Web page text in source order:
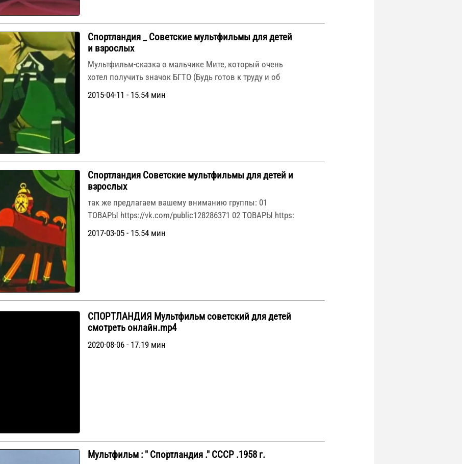
Спортландия _ Советские мультфильмы для детей
и взрослых
Мультфильм-сказка о мальчике Мите, который очень
хотел получить значок БГТО (Будь готов к труду и об
2015-04-11 - 15.54 мин
Спортландия Советские мультфильмы для детей и
взрослых
так же предлагаем вашему вниманию группы: 01
ТОВАРЫ https://vk.com/public128286371 02 ТОВАРЫ https:
2017-03-05 - 15.54 мин
СПОРТЛАНДИЯ Мультфильм советский для детей
смотреть онлайн.mp4
2020-08-06 - 17.19 мин
Мультфильм : " Спортландия ." СССР .1958 г.